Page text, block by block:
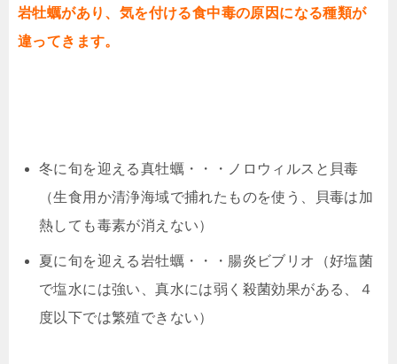
岩牡蠣があり、気を付ける食中毒の原因になる種類が
違ってきます。
冬に旬を迎える真牡蠣・・・ノロウィルスと貝毒
（生食用か清浄海域で捕れたものを使う、貝毒は加
熱しても毒素が消えない）
夏に旬を迎える岩牡蠣・・・腸炎ビブリオ（好塩菌
で塩水には強い、真水には弱く殺菌効果がある、４
度以下では繁殖できない）